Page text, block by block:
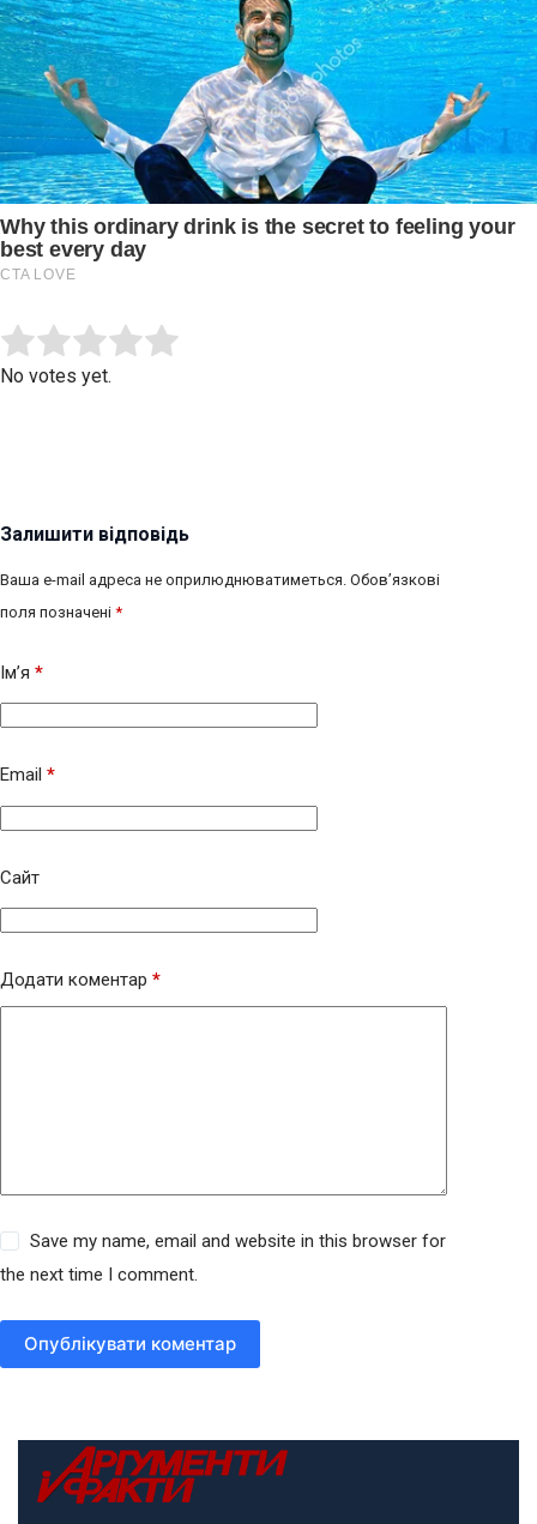
Rate this item:
No votes yet.
Залишити відповідь
Ваша e-mail адреса не оприлюднюватиметься. Обов’язкові
поля позначені *
Ім’я *
Email *
Сайт
Додати коментар *
Save my name, email and website in this browser for
the next time I comment.
Опублікувати коментар